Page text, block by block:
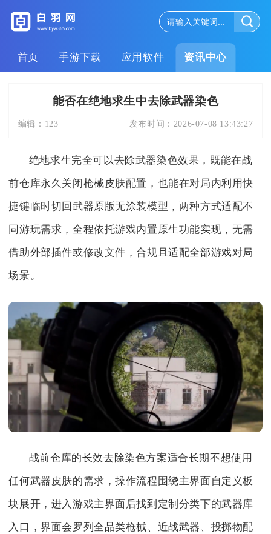
首页 手游下载 应用软件 资讯中心
能否在绝地求生中去除武器染色
编辑： 123 发布时间： 2026-07-08 13:43:27
绝地求生完全可以去除武器染色效果，既能在战
前仓库永久关闭枪械皮肤配置，也能在对局内利用快
捷键临时切回武器原版无涂装模型，两种方式适配不
同游玩需求，全程依托游戏内置原生功能实现，无需
借助外部插件或修改文件，合规且适配全部游戏对局
场景。
战前仓库的长效去除染色方案适合长期不想使用
任何武器皮肤的需求，操作流程围绕主界面自定义板
块展开，进入游戏主界面后找到定制分类下的武器库
入口，界面会罗列全品类枪械、近战武器、投掷物配